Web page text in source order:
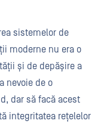
sistemelor de
moderne nu era o
și de depășire a
nevoie de o
dar să facă acest
integritatea rețelelor